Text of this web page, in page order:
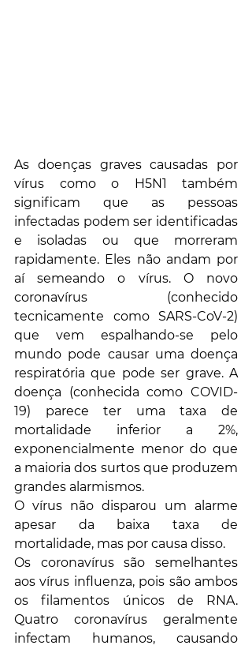
As doenças graves causadas por
vírus como o H5N1 também
significam que as pessoas
infectadas podem ser identificadas
e isoladas ou que morreram
rapidamente. Eles não andam por
aí semeando o vírus. O novo
coronavírus (conhecido
tecnicamente como SARS-CoV-2)
que vem espalhando-se pelo
mundo pode causar uma doença
respiratória que pode ser grave. A
doença (conhecida como COVID-
19) parece ter uma taxa de
mortalidade inferior a 2%,
exponencialmente menor do que
a maioria dos surtos que produzem
grandes alarmismos.
O vírus não disparou um alarme
apesar da baixa taxa de
mortalidade, mas por causa disso.
Os coronavírus são semelhantes
aos vírus influenza, pois são ambos
os filamentos únicos de RNA.
Quatro coronavírus geralmente
infectam humanos, causando